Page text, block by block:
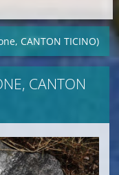
CANTON TICINO)
CANTON